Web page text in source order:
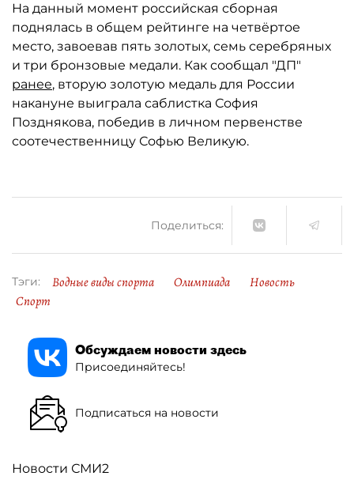
На данный момент российская сборная
поднялась в общем рейтинге на четвёртое
место, завоевав пять золотых, семь серебряных
и три бронзовые медали. Как сообщал "ДП"
ранее, вторую золотую медаль для России
накануне выиграла саблистка София
Позднякова, победив в личном первенстве
соотечественницу Софью Великую.
Поделиться:
Тэги: Водные виды спорта Олимпиада
Новость
Спорт
Обсуждаем новости здесь
Присоединяйтесь!
Подписаться на новости
Новости СМИ2